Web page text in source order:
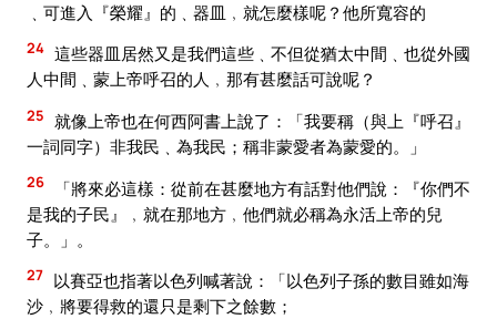
﹑可進入『榮耀』的﹑器皿﹐就怎麼樣呢？他所寬容的
24 這些器皿居然又是我們這些﹑不但從猶太中間﹑也從外國
人中間﹑蒙上帝呼召的人﹐那有甚麼話可說呢？
25 就像上帝也在何西阿書上說了：「我要稱（與上『呼召』
一詞同字）非我民﹑為我民；稱非蒙愛者為蒙愛的。」
26
「將來必這樣：從前在甚麼地方有話對他們說：『你們不
是我的子民』﹐就在那地方﹐他們就必稱為永活上帝的兒
子。」。
27 以賽亞也指著以色列喊著說：「以色列子孫的數目雖如海
沙﹐將要得救的還只是剩下之餘數；